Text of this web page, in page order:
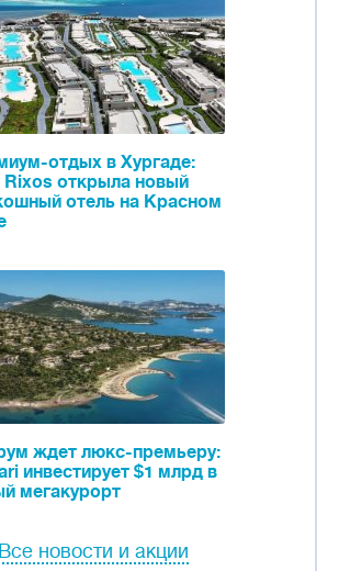
отдых в Хургаде:
Rixos открыла новый
отель на Красном
ждет люкс-премьеру:
инвестирует $1 млрд в
мегакурорт
Все новости и акции